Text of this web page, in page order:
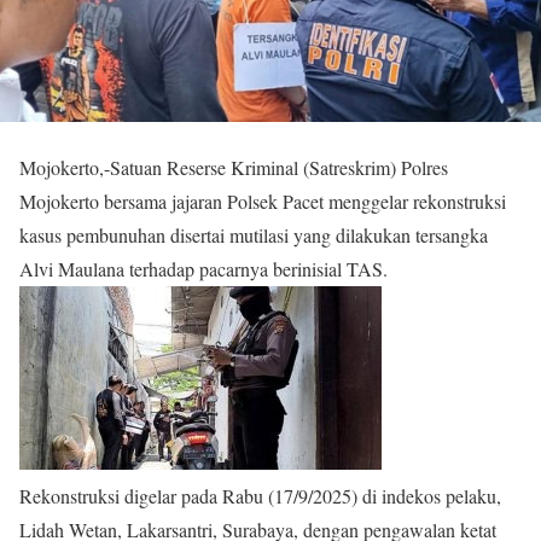
Mojokerto,-Satuan Reserse Kriminal (Satreskrim) Polres
Mojokerto bersama jajaran Polsek Pacet menggelar rekonstruksi
kasus pembunuhan disertai mutilasi yang dilakukan tersangka
Alvi Maulana terhadap pacarnya berinisial TAS.
Rekonstruksi digelar pada Rabu (17/9/2025) di indekos pelaku,
Lidah Wetan, Lakarsantri, Surabaya, dengan pengawalan ketat